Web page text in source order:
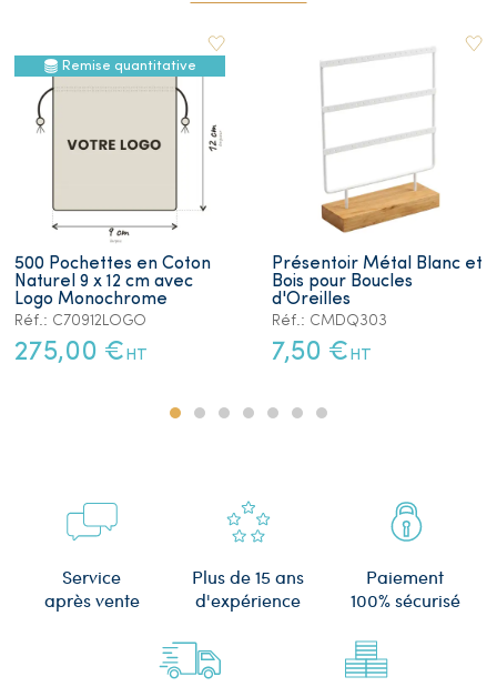
Remise quantitative
500 Pochettes en Coton
Naturel 9 x 12 cm avec
Logo Monochrome
Réf.: C70912LOGO
275,00 € HT
Présentoir Métal Blanc et
Bois pour Boucles
d'Oreilles
Réf.: CMDQ303
7,50 € HT
Service
après vente
Plus de 15 ans
d'expérience
Paiement
100% sécurisé